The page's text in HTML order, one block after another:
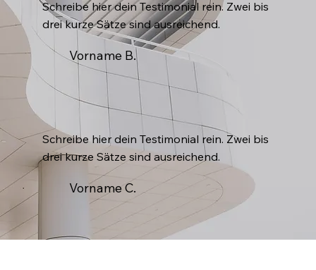
Schreibe hier dein Testimonial rein. Zwei bis
drei kurze Sätze sind ausreichend.
Vorname B.
Schreibe hier dein Testimonial rein. Zwei bis
drei kurze Sätze sind ausreichend.
Vorname C.